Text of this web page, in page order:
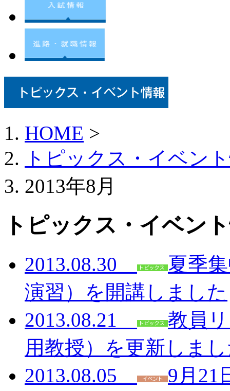
HOME >
トピックス・イベン
2013年8月
トピックス・イベン
2013.08.30
夏季
演習）を開講しました
2013.08.21
教員
用教授）を更新しま
2013.08.05
9月21